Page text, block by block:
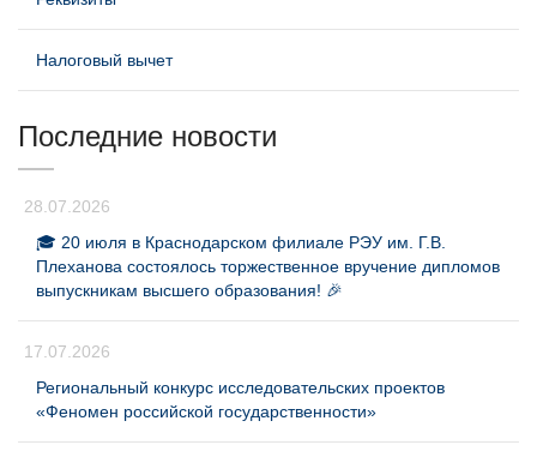
Налоговый вычет
Последние новости
28.07.2026
🎓 20 июля в Краснодарском филиале РЭУ им. Г.В.
Плеханова состоялось торжественное вручение дипломов
выпускникам высшего образования! 🎉
17.07.2026
Региональный конкурс исследовательских проектов
«Феномен российской государственности»